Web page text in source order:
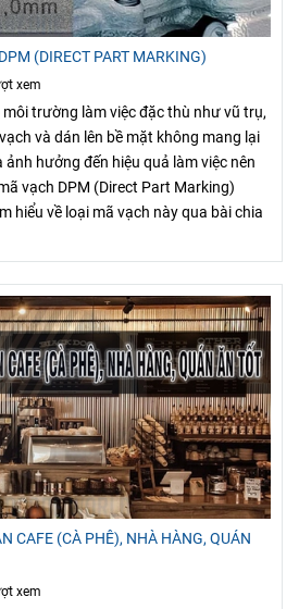
(DIRECT PART MARKING)
xem
trường làm việc đặc thù như vũ trụ,
và dán lên bề mặt không mang lại
ảnh hưởng đến hiệu quả làm việc nên
vạch DPM (Direct Part Marking)
hiểu về loại mã vạch này qua bài chia
CAFE (CÀ PHÊ), NHÀ HÀNG, QUÁN
xem